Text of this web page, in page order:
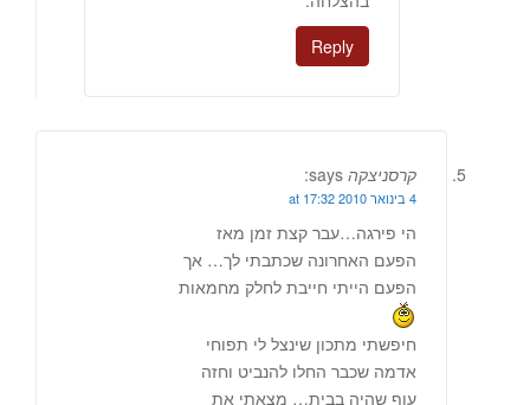
Reply
קרסניצקה says:
4 בינואר 2010 at 17:32
הי פירגה…עבר קצת זמן מאז
הפעם האחרונה שכתבתי לך… אך
הפעם הייתי חייבת לחלק מחמאות
חיפשתי מתכון שינצל לי תפוחי
אדמה שכבר החלו להנביט וחזה
עוף שהיה בבית… מצאתי את